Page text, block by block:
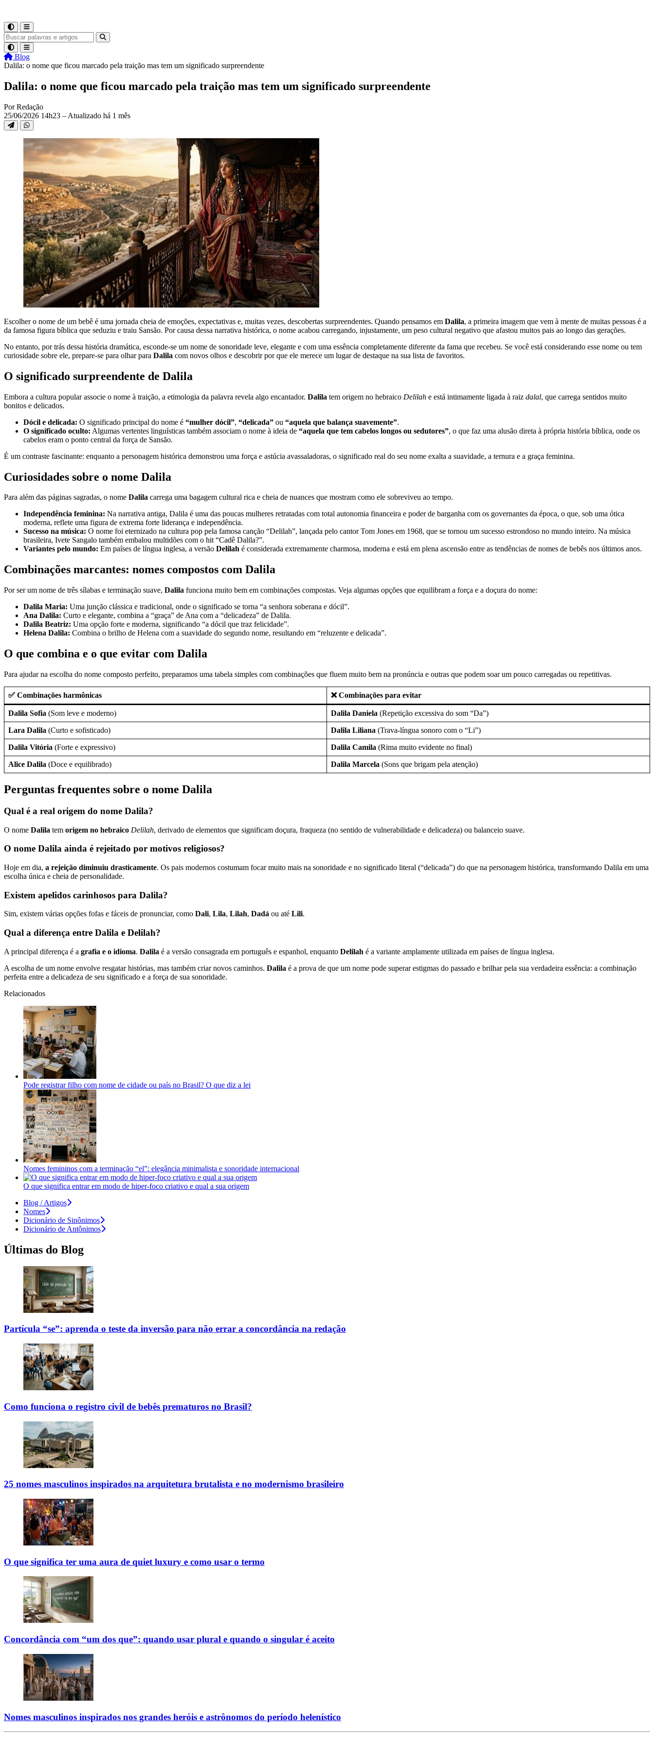
Blog
Dalila: o nome que ficou marcado pela traição mas tem um significado surpreendente
Dalila: o nome que ficou marcado pela traição mas tem um significado surpreendente
Por Redação
25/06/2026 14h23 – Atualizado há 1 mês
Escolher o nome de um bebê é uma jornada cheia de emoções, expectativas e, muitas vezes, descobertas surpreendentes. Quando pensamos em Dalila, a primeira imagem que vem à mente de muitas pessoas é a
da famosa figura bíblica que seduziu e traiu Sansão. Por causa dessa narrativa histórica, o nome acabou carregando, injustamente, um peso cultural negativo que afastou muitos pais ao longo das gerações.
No entanto, por trás dessa história dramática, esconde-se um nome de sonoridade leve, elegante e com uma essência completamente diferente da fama que recebeu. Se você está considerando esse nome ou tem
curiosidade sobre ele, prepare-se para olhar para Dalila com novos olhos e descobrir por que ele merece um lugar de destaque na sua lista de favoritos.
O significado surpreendente de Dalila
Embora a cultura popular associe o nome à traição, a etimologia da palavra revela algo encantador. Dalila tem origem no hebraico Delilah e está intimamente ligada à raiz dalal, que carrega sentidos muito
bonitos e delicados.
Dócil e delicada: O significado principal do nome é “mulher dócil”, “delicada” ou “aquela que balança suavemente”.
O significado oculto: Algumas vertentes linguísticas também associam o nome à ideia de “aquela que tem cabelos longos ou sedutores”, o que faz uma alusão direta à própria história bíblica, onde os
cabelos eram o ponto central da força de Sansão.
É um contraste fascinante: enquanto a personagem histórica demonstrou uma força e astúcia avassaladoras, o significado real do seu nome exalta a suavidade, a ternura e a graça feminina.
Curiosidades sobre o nome Dalila
Para além das páginas sagradas, o nome Dalila carrega uma bagagem cultural rica e cheia de nuances que mostram como ele sobreviveu ao tempo.
Independência feminina: Na narrativa antiga, Dalila é uma das poucas mulheres retratadas com total autonomia financeira e poder de barganha com os governantes da época, o que, sob uma ótica
moderna, reflete uma figura de extrema forte liderança e independência.
Sucesso na música: O nome foi eternizado na cultura pop pela famosa canção “Delilah”, lançada pelo cantor Tom Jones em 1968, que se tornou um sucesso estrondoso no mundo inteiro. Na música
brasileira, Ivete Sangalo também embalou multidões com o hit “Cadê Dalila?”.
Variantes pelo mundo: Em países de língua inglesa, a versão Delilah é considerada extremamente charmosa, moderna e está em plena ascensão entre as tendências de nomes de bebês nos últimos anos.
Combinações marcantes: nomes compostos com Dalila
Por ser um nome de três sílabas e terminação suave, Dalila funciona muito bem em combinações compostas. Veja algumas opções que equilibram a força e a doçura do nome:
Dalila Maria: Uma junção clássica e tradicional, onde o significado se torna “a senhora soberana e dócil”.
Ana Dalila: Curto e elegante, combina a “graça” de Ana com a “delicadeza” de Dalila.
Dalila Beatriz: Uma opção forte e moderna, significando “a dócil que traz felicidade”.
Helena Dalila: Combina o brilho de Helena com a suavidade do segundo nome, resultando em “reluzente e delicada”.
O que combina e o que evitar com Dalila
Para ajudar na escolha do nome composto perfeito, preparamos uma tabela simples com combinações que fluem muito bem na pronúncia e outras que podem soar um pouco carregadas ou repetitivas.
✅ Combinações harmônicas ❌ Combinações para evitar
Dalila Sofia (Som leve e moderno) Dalila Daniela (Repetição excessiva do som “Da”)
Lara Dalila (Curto e sofisticado) Dalila Liliana (Trava-língua sonoro com o “Li”)
Dalila Vitória (Forte e expressivo) Dalila Camila (Rima muito evidente no final)
Alice Dalila (Doce e equilibrado) Dalila Marcela (Sons que brigam pela atenção)
Perguntas frequentes sobre o nome Dalila
Qual é a real origem do nome Dalila?
O nome Dalila tem origem no hebraico Delilah, derivado de elementos que significam doçura, fraqueza (no sentido de vulnerabilidade e delicadeza) ou balanceio suave.
O nome Dalila ainda é rejeitado por motivos religiosos?
Hoje em dia, a rejeição diminuiu drasticamente. Os pais modernos costumam focar muito mais na sonoridade e no significado literal (“delicada”) do que na personagem histórica, transformando Dalila em uma
escolha única e cheia de personalidade.
Existem apelidos carinhosos para Dalila?
Sim, existem várias opções fofas e fáceis de pronunciar, como Dali, Lila, Lilah, Dadá ou até Lili.
Qual a diferença entre Dalila e Delilah?
A principal diferença é a grafia e o idioma. Dalila é a versão consagrada em português e espanhol, enquanto Delilah é a variante amplamente utilizada em países de língua inglesa.
A escolha de um nome envolve resgatar histórias, mas também criar novos caminhos. Dalila é a prova de que um nome pode superar estigmas do passado e brilhar pela sua verdadeira essência: a combinação
perfeita entre a delicadeza de seu significado e a força de sua sonoridade.
Relacionados
Pode registrar filho com nome de cidade ou país no Brasil? O que diz a lei
Nomes femininos com a terminação “el”: elegância minimalista e sonoridade internacional
O que significa entrar em modo de hiper-foco criativo e qual a sua origem
Blog / Artigos
Nomes
Dicionário de Sinônimos
Dicionário de Antônimos
Últimas do Blog
Partícula “se”: aprenda o teste da inversão para não errar a concordância na redação
Como funciona o registro civil de bebês prematuros no Brasil?
25 nomes masculinos inspirados na arquitetura brutalista e no modernismo brasileiro
O que significa ter uma aura de quiet luxury e como usar o termo
Concordância com “um dos que”: quando usar plural e quando o singular é aceito
Nomes masculinos inspirados nos grandes heróis e astrônomos do período helenístico